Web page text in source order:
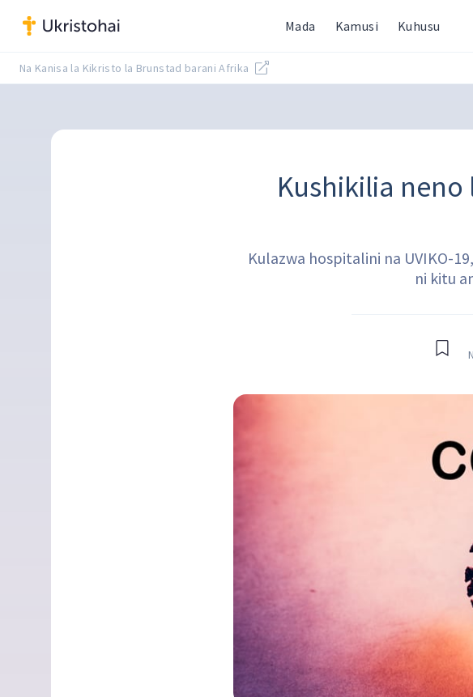
Mada Kamusi Kuhusu
Na Kanisa la Kikristo la Brunstad barani Afrika
Kushikilia
Kulazwa hospitalini na UVIKO-
ni kitu